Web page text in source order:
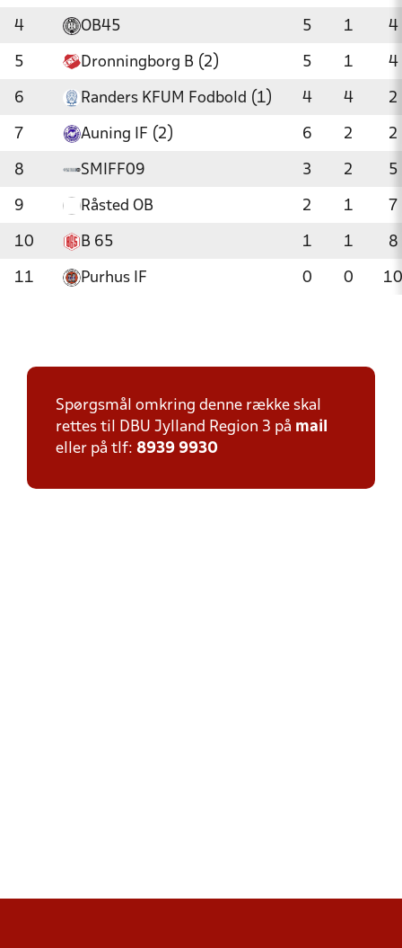
4 OB45 5 1 4
5 Dronningborg B (2) 5 1 4
6 Randers KFUM Fodbold (1) 4 4 2
7 Auning IF (2) 6 2 2
8 SMIFF09 3 2 5
9 Råsted OB 2 1 7
10 B 65 1 1 8
11 Purhus IF 0 0 10
Spørgsmål omkring denne række skal
rettes til DBU Jylland Region 3 på mail
eller på tlf: 8939 9930